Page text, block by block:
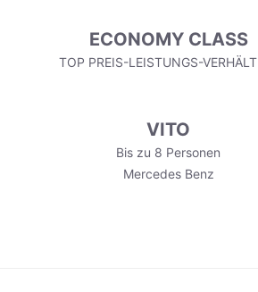
ECONOMY CLASS
TOP PREIS-LEISTUNGS-
VITO
Bis zu 8 Personen
Mercedes Benz